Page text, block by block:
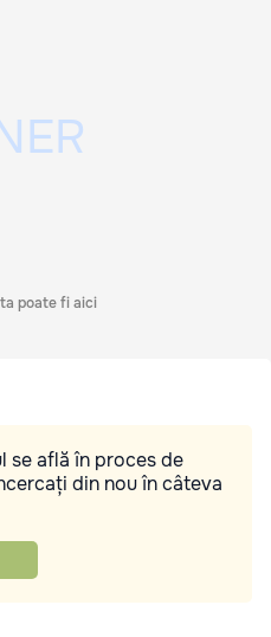
poate fi aici
se află în proces de
din nou în câteva